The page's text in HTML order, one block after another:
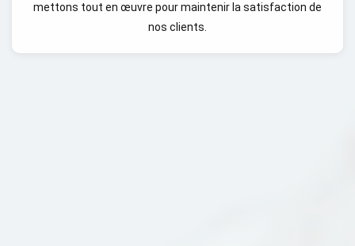
mettons tout en œuvre pour maintenir la satisfaction de
nos clients.